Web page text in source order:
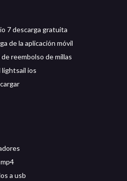
7 descarga gratuita
de la aplicación móvil
reembolso de millas
lightsail ios
a usb